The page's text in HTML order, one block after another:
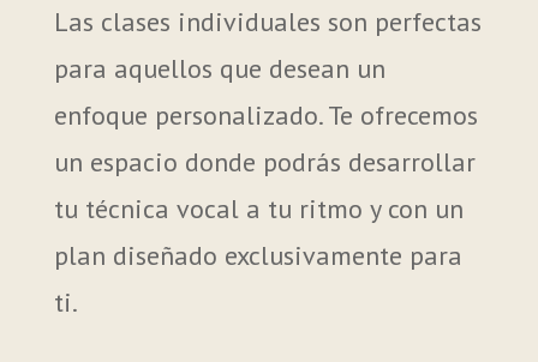
Las clases individuales son perfectas
para aquellos que desean un
enfoque personalizado. Te ofrecemos
un espacio donde podrás desarrollar
tu técnica vocal a tu ritmo y con un
plan diseñado exclusivamente para
ti.